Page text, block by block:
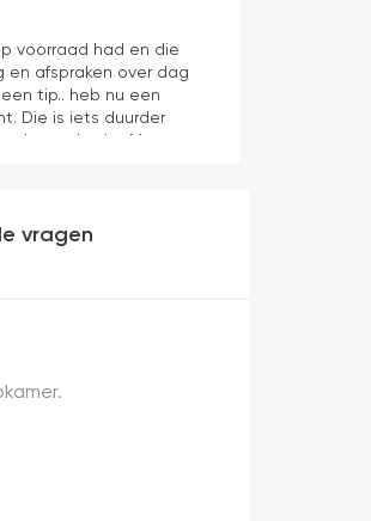
voorraad had en die
en afspraken over dag
tip.. heb nu een
Die is iets duurder
verkocht. Maar
vragen